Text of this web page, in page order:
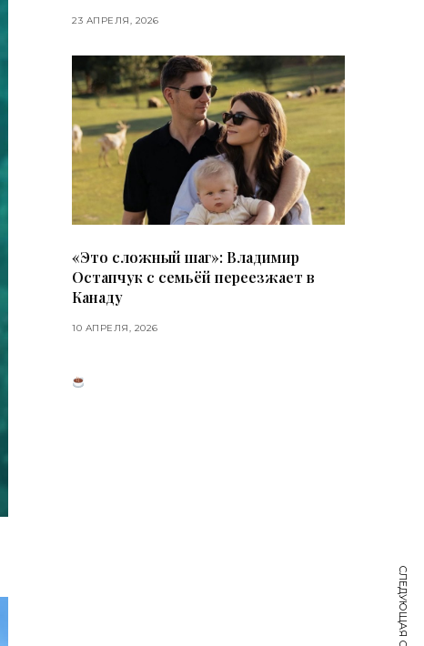
23 АПРЕЛЯ, 2026
«Это сложный шаг»: Владимир
Остапчук с семьёй переезжает в
Канаду
10 АПРЕЛЯ, 2026
СЛЕДУЮЩАЯ СТАТЬЯ